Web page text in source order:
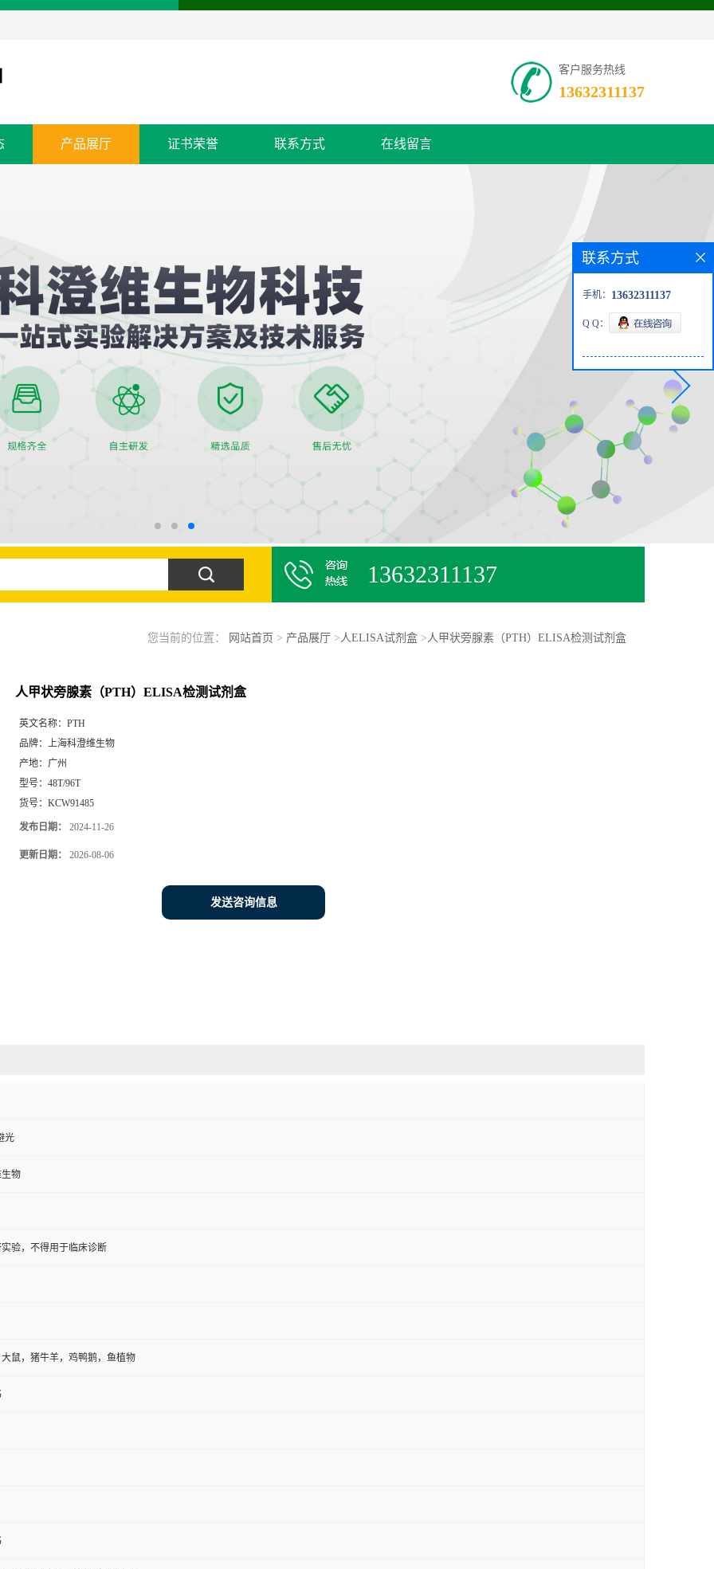
客户服务热线
13632311137
产品展厅 证书荣誉 联系方式 在线留言
13632311137
您当前的位置： 网站首页 > 产品展厅 >人ELISA试剂盒>人甲状旁腺素（PTH）ELISA检测试剂盒
人甲状旁腺素（PTH）ELISA检测试剂盒
英文名称： PTH
品牌： 上海科澄维生物
产地： 广州
型号： 48T/96T
货号： KCW91485
发布日期： 2024-11-26
更新日期： 2026-08-06
发送咨询信息
光
物
验，不得用于临床诊断
鼠，猪牛羊，鸡鸭鹅，鱼植物
联系方式
手机： 13632311137
Q Q：